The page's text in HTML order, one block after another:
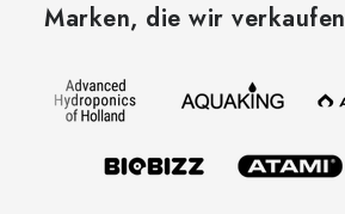
Marken, die wir verkaufen